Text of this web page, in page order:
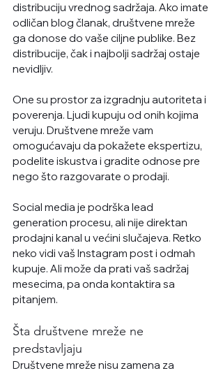
distribuciju vrednog sadržaja. Ako imate
odličan blog članak, društvene mreže
ga donose do vaše ciljne publike. Bez
distribucije, čak i najbolji sadržaj ostaje
nevidljiv.
One su prostor za izgradnju autoriteta i
poverenja. Ljudi kupuju od onih kojima
veruju. Društvene mreže vam
omogućavaju da pokažete ekspertizu,
podelite iskustva i gradite odnose pre
nego što razgovarate o prodaji.
Social media je podrška lead
generation procesu, ali nije direktan
prodajni kanal u većini slučajeva. Retko
neko vidi vaš Instagram post i odmah
kupuje. Ali može da prati vaš sadržaj
mesecima, pa onda kontaktira sa
pitanjem.
Šta društvene mreže ne
predstavljaju
Društvene mreže nisu zamena za